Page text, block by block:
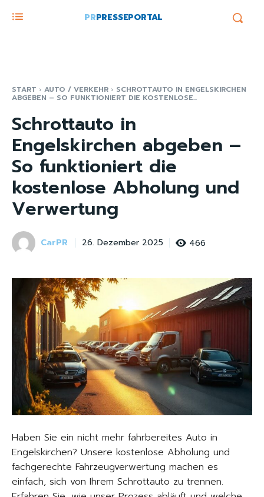
PRPRESSEPORTAL
START AUTO / VERKEHR SCHROTTAUTO IN ENGELSKIRCHEN
ABGEBEN – SO FUNKTIONIERT DIE KOSTENLOSE...
Schrottauto in
Engelskirchen abgeben –
So funktioniert die
kostenlose Abholung und
Verwertung
CarPR 26. Dezember 2025 466
Haben Sie ein nicht mehr fahrbereites Auto in
Engelskirchen? Unsere kostenlose Abholung und
fachgerechte Fahrzeugverwertung machen es
einfach, sich von Ihrem Schrottauto zu trennen.